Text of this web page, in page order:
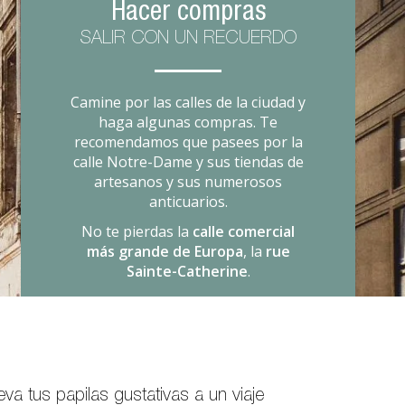
Hacer compras
SALIR CON UN RECUERDO
Camine por las calles de la ciudad y
haga algunas compras. Te
recomendamos que pasees por la
calle Notre-Dame y sus tiendas de
artesanos y sus numerosos
anticuarios.
No te pierdas la calle comercial
más grande de Europa, la rue
Sainte-Catherine.
tus papilas gustativas a un viaje